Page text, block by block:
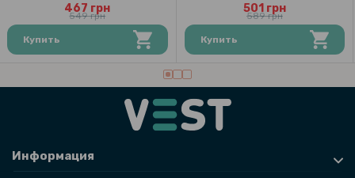
467 грн
549 грн
Купить
501 грн
589 грн
Купить
Информация